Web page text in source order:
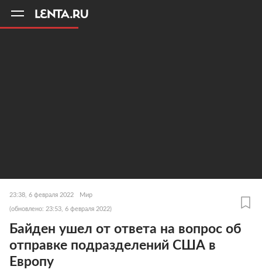
23:38, 6 февраля 2022 Мир
(обновлено: 23:53, 6 февраля 2022)
Байден ушел от ответа на вопрос об
отправке подразделений США в
Европу